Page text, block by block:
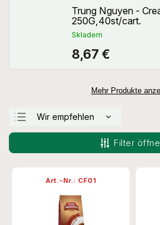
Trung Nguyen -
250G,40st/cart.
Skladem
8,67 €
Mehr Produkte
Wir empfehlen
Teuerste
Alphabetisch
Filter
Art.-Nr.: CF01